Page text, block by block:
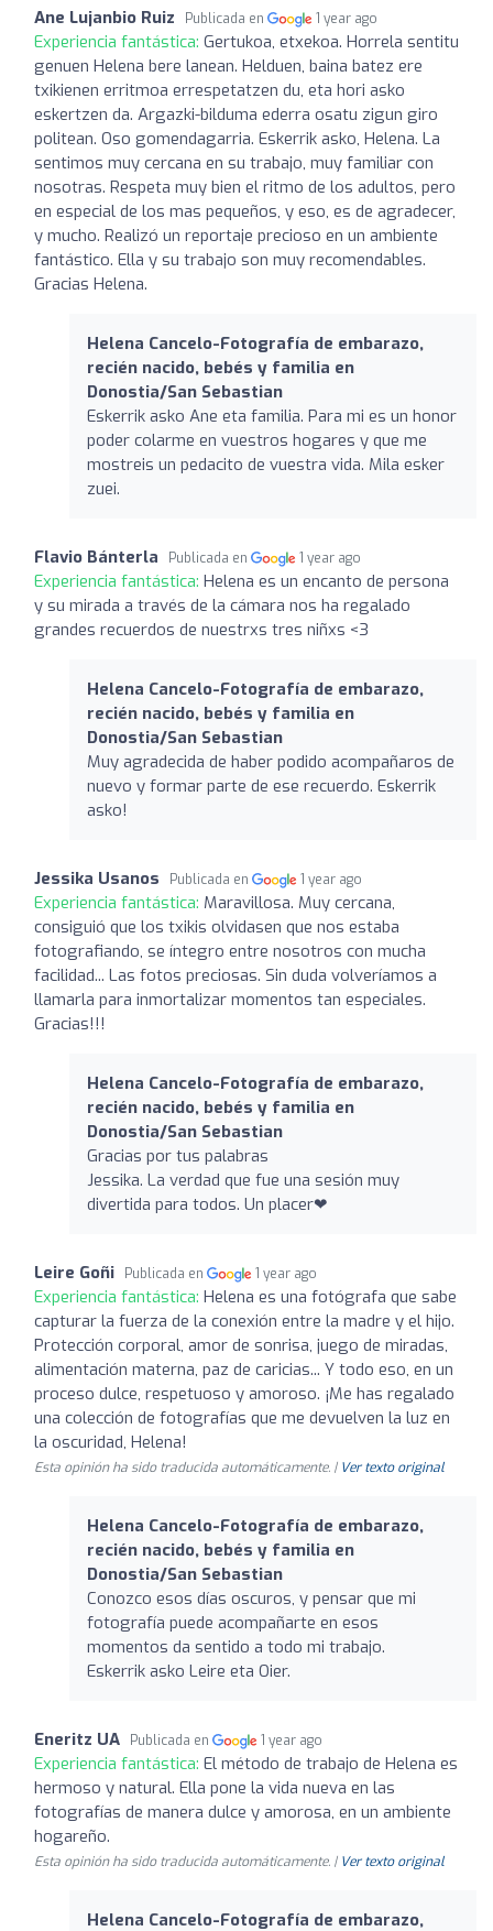
Ane Lujanbio Ruiz Publicada en 1 year ago
Experiencia fantástica: Gertukoa, etxekoa. Horrela sentitu
genuen Helena bere lanean. Helduen, baina batez ere
txikienen erritmoa errespetatzen du, eta hori asko
eskertzen da. Argazki-bilduma ederra osatu zigun giro
politean. Oso gomendagarria. Eskerrik asko, Helena. La
sentimos muy cercana en su trabajo, muy familiar con
nosotras. Respeta muy bien el ritmo de los adultos, pero
en especial de los mas pequeños, y eso, es de agradecer,
y mucho. Realizó un reportaje precioso en un ambiente
fantástico. Ella y su trabajo son muy recomendables.
Gracias Helena.
Helena Cancelo-Fotografía de embarazo,
recién nacido, bebés y familia en
Donostia/San Sebastian
Eskerrik asko Ane eta familia. Para mi es un honor
poder colarme en vuestros hogares y que me
mostreis un pedacito de vuestra vida. Mila esker
zuei.
Flavio Bánterla Publicada en 1 year ago
Experiencia fantástica: Helena es un encanto de persona
y su mirada a través de la cámara nos ha regalado
grandes recuerdos de nuestrxs tres niñxs <3
Helena Cancelo-Fotografía de embarazo,
recién nacido, bebés y familia en
Donostia/San Sebastian
Muy agradecida de haber podido acompañaros de
nuevo y formar parte de ese recuerdo. Eskerrik
asko!
Jessika Usanos Publicada en 1 year ago
Experiencia fantástica: Maravillosa. Muy cercana,
consiguió que los txikis olvidasen que nos estaba
fotografiando, se íntegro entre nosotros con mucha
facilidad... Las fotos preciosas. Sin duda volveríamos a
llamarla para inmortalizar momentos tan especiales.
Gracias!!!
Helena Cancelo-Fotografía de embarazo,
recién nacido, bebés y familia en
Donostia/San Sebastian
Gracias por tus palabras
Jessika. La verdad que fue una sesión muy
divertida para todos. Un placer❤
Leire Goñi Publicada en 1 year ago
Experiencia fantástica: Helena es una fotógrafa que sabe
capturar la fuerza de la conexión entre la madre y el hijo.
Protección corporal, amor de sonrisa, juego de miradas,
alimentación materna, paz de caricias... Y todo eso, en un
proceso dulce, respetuoso y amoroso. ¡Me has regalado
una colección de fotografías que me devuelven la luz en
la oscuridad, Helena!
Esta opinión ha sido traducida automáticamente. | Ver texto original
Helena Cancelo-Fotografía de embarazo,
recién nacido, bebés y familia en
Donostia/San Sebastian
Conozco esos días oscuros, y pensar que mi
fotografía puede acompañarte en esos
momentos da sentido a todo mi trabajo.
Eskerrik asko Leire eta Oier.
Eneritz UA Publicada en 1 year ago
Experiencia fantástica: El método de trabajo de Helena es
hermoso y natural. Ella pone la vida nueva en las
fotografías de manera dulce y amorosa, en un ambiente
hogareño.
Esta opinión ha sido traducida automáticamente. | Ver texto original
Helena Cancelo-Fotografía de embarazo,